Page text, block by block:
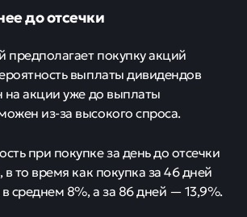
до отсечки
предполагает покупку акций
выплаты дивидендов
на акции уже до выплаты
из-за высокого спроса.
при покупке за день до отсечки
в то время как покупка за 46 дней
среднем 8%, а за 86 дней — 13,9%.